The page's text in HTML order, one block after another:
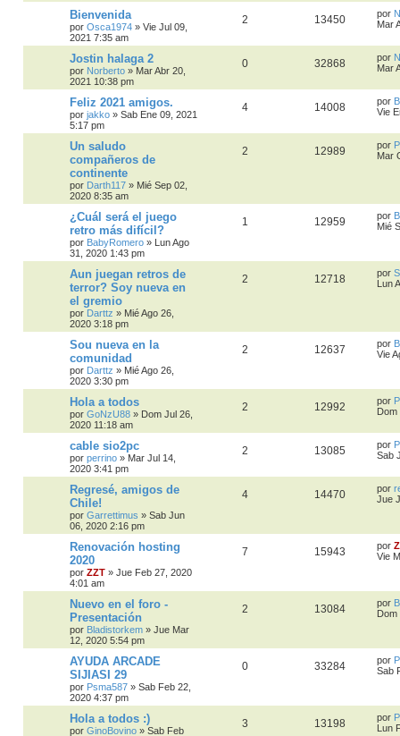
Bienvenida
por Osca1974 » Vie Jul 09,
2021 7:35 am
2 13450 por
Mar
Jostin halaga 2
por Norberto » Mar Abr 20,
2021 10:38 pm
0 32868 por
Mar
Feliz 2021 amigos.
por jakko » Sab Ene 09, 2021
5:17 pm
4 14008 por
Vie
Un saludo
compañeros de
continente
por Darth117 » Mié Sep 02,
2020 8:35 am
2 12989 por
Mar
¿Cuál será el juego
retro más difícil?
por BabyRomero »
Lun Ago
31, 2020 1:43 pm
1 12959 por
Mié
Aun juegan retros de
terror? Soy nueva en
el gremio
por Darttz » Mié Ago 26,
2020 3:18 pm
2 12718 por
Lun
Sou nueva en la
comunidad
por Darttz » Mié Ago 26,
2020 3:30 pm
2 12637 por
Vie
Hola a todos
por GoNzU88 » Dom Jul 26,
2020 11:18 am
2 12992 por
cable sio2pc
por perrino » Mar Jul 14,
2020 3:41 pm
2 13085 por
Sab
Regresé, amigos de
Chile!
por Garrettimus » Sab Jun
06, 2020 2:16 pm
4 14470 por
Jue
Renovación hosting
2020
por ZZT » Jue Feb 27, 2020
4:01 am
7 15943 por
Vie
Nuevo en el foro -
Presentación
por Bladistorkem » Jue Mar
12, 2020 5:54 pm
2 13084 por
AYUDA ARCADE
SIJIASI 29
por Psma587 » Sab Feb 22,
2020 4:37 pm
0 33284 por
Sab
Hola a todos :)
por GinoBovino » Sab Feb
3 13198 por
Lun